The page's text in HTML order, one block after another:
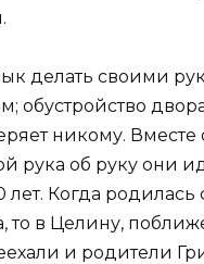
делать своими
обустройство
никому. Вместе
рука об руку они
лет. Когда родилась
то в Целину,
и родители